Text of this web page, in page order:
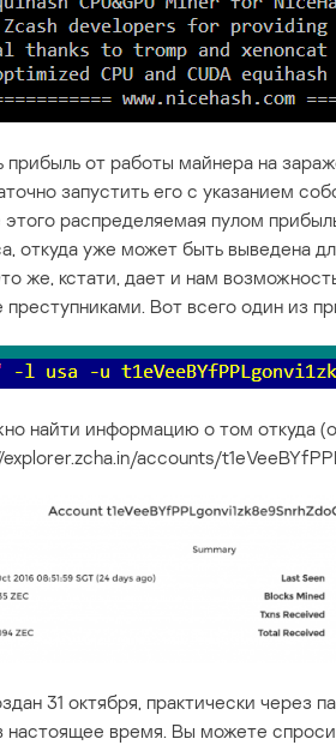
прибыль от работы майнера на
запустить его с указанием
этого распределяемая пулом
откуда уже может быть выведена
же, кстати, дает и нам
преступниками. Вот всего один из
найти информацию о том откуда
accounts/
31 октября, практически через
настоящее время. Вы можете